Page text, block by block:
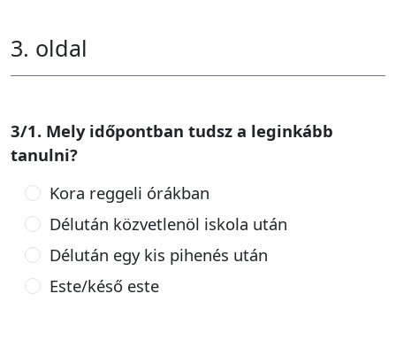
3. oldal
3/1. Mely időpontban tudsz a leginkább
tanulni?
Kora reggeli órákban
Délután közvetlenöl iskola után
Délután egy kis pihenés után
Este/késő este